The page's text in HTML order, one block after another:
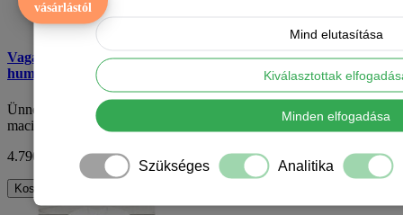
Vagány macis szülinapi póló férfiaknak – Személyre szabható és
humoros
Ünnepeld a születésnapost különleges stílusban ezzel a vagány
macis szülinapi pólóval férfiaknak, am..
4.790 Ft
ÁFA nélkül: 3.772 Ft
Kosárba
vásárlástól
Mind elutasítása
Kiválasztottak
Minden elfogadása
Szükséges Analitika